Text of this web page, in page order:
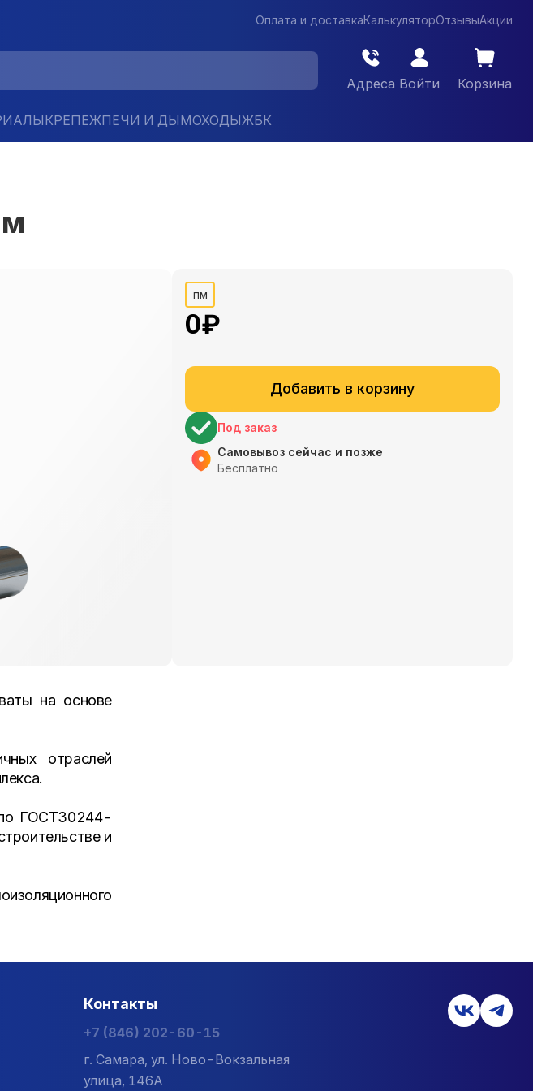
Оплата и доставкаКалькуляторОтзывыАкции
Адреса Войти Корзина
КРЕПЕЖПЕЧИ И ДЫМОХОДЫЖБК
пм
0₽
Добавить в корзину
Под заказ
Самовывоз сейчас и позже
Бесплатно
на основе
отраслей
ГОСТ30244-
и
Контакты
+7 (846) 202-60-15
г. Самара, ул. Ново-Вокзальная
улица, 146А